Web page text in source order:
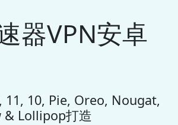
器VPN安卓
11, 10, Pie, Oreo, Nougat,
Lollipop打造